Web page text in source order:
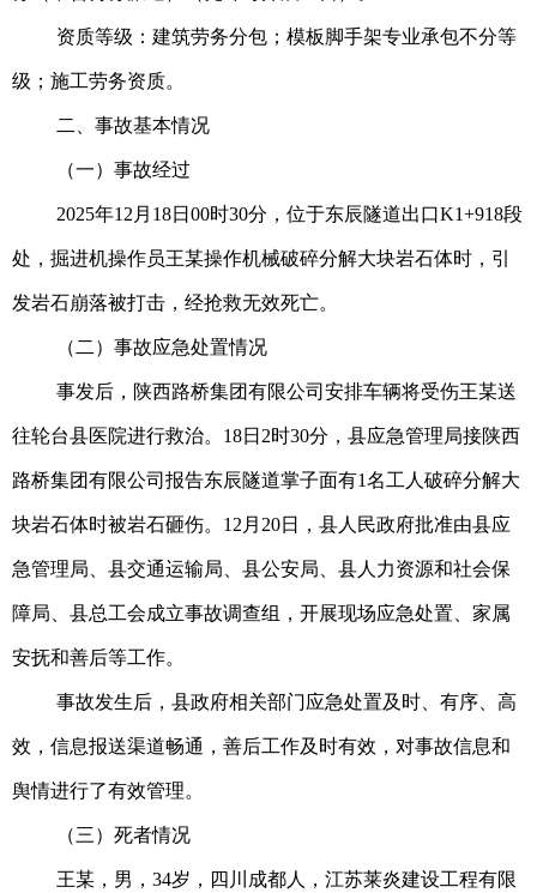
资质等级：建筑劳务分包；模板脚手架专业承包不分等
级；施工劳务资质。
二、事故基本情况
（一）事故经过
2025年12月18日00时30分，位于东辰隧道出口K1+918段
处，掘进机操作员王某操作机械破碎分解大块岩石体时，引
发岩石崩落被打击，经抢救无效死亡。
（二）事故应急处置情况
事发后，陕西路桥集团有限公司安排车辆将受伤王某送
往轮台县医院进行救治。18日2时30分，县应急管理局接陕西
路桥集团有限公司报告东辰隧道掌子面有1名工人破碎分解大
块岩石体时被岩石砸伤。12月20日，县人民政府批准由县应
急管理局、县交通运输局、县公安局、县人力资源和社会保
障局、县总工会成立事故调查组，开展现场应急处置、家属
安抚和善后等工作。
事故发生后，县政府相关部门应急处置及时、有序、高
效，信息报送渠道畅通，善后工作及时有效，对事故信息和
舆情进行了有效管理。
（三）死者情况
王某，男，34岁，四川成都人，江苏莱炎建设工程有限